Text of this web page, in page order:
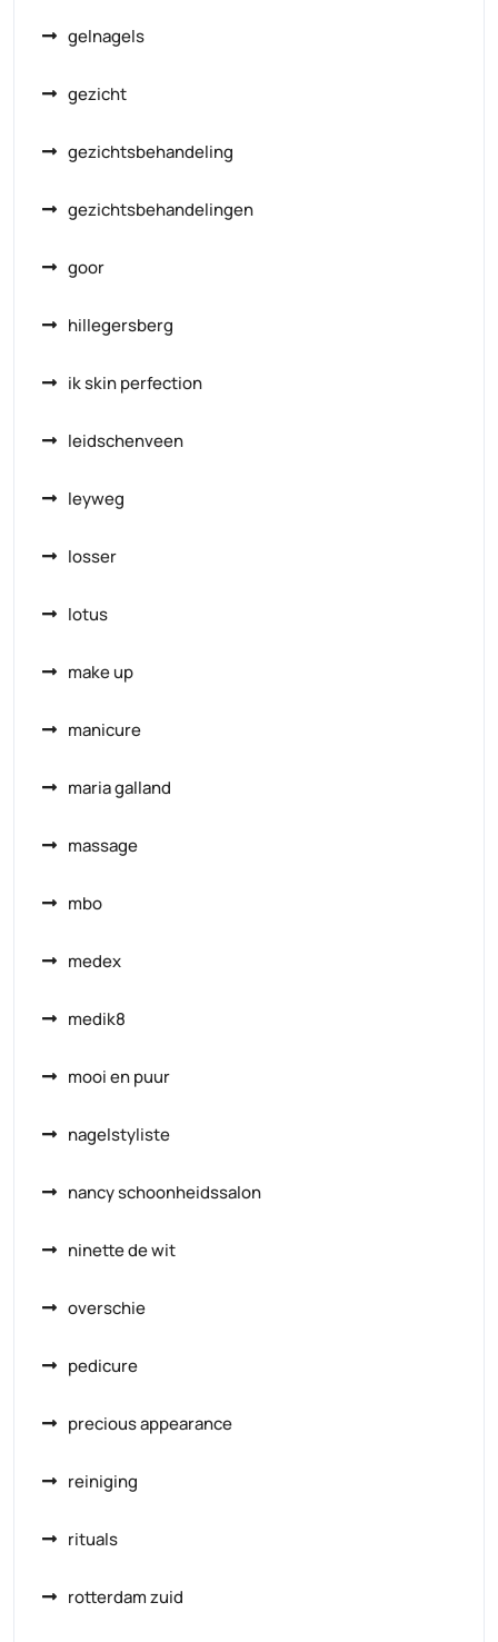
gelnagels
gezicht
gezichtsbehandeling
gezichtsbehandelingen
goor
hillegersberg
ik skin perfection
leidschenveen
leyweg
losser
lotus
make up
manicure
maria galland
massage
mbo
medex
medik8
mooi en puur
nagelstyliste
nancy schoonheidssalon
ninette de wit
overschie
pedicure
precious appearance
reiniging
rituals
rotterdam zuid